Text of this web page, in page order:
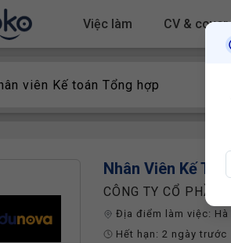
Việc làm CV &
Nhân Viên Kế
CÔNG TY CỔ PHẦN
Địa điểm làm việc: Hà
Hết hạn: 2 ngày trước